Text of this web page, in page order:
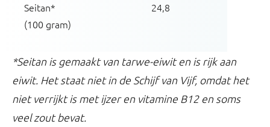
Seitan*
(100 gram)
24,8
*Seitan is gemaakt van tarwe-eiwit en is rijk aan
eiwit. Het staat niet in de Schijf van Vijf, omdat het
niet verrijkt is met ijzer en vitamine B12 en soms
veel zout bevat.